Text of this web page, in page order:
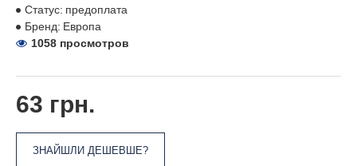
63 грн.
ЗНАЙШЛИ ДЕШЕВШЕ?
Статус: предоплата
Бренд: Европа
1058 просмотров